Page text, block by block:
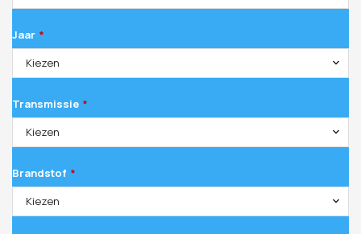
Jaar *
Kiezen
Transmissie *
Kiezen
Brandstof *
Kiezen